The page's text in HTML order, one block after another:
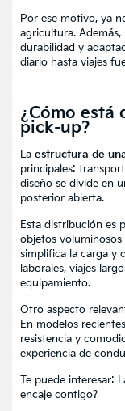
Por ese motivo, ya
agricultura.
durabilidad y
diario hasta viajes
¿Cómo está
pick-up?
La estructura de
principales:
diseño se divide en
posterior abierta.
Esta distribución es
objetos voluminosos
simplifica la carga y
laborales, viajes
equipamiento.
Otro aspecto
En modelos
resistencia y
experiencia de
Te puede interesar:
encaje contigo?